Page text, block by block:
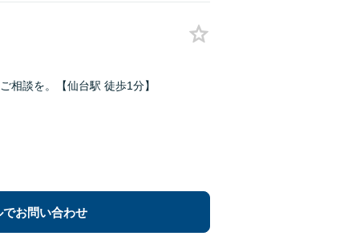
相談を。【仙台駅 徒歩1分】
でお問い合わせ